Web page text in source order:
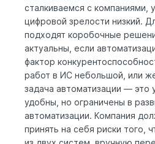
сталкиваемся с компаниями,
цифровой зрелости низкий.
подходят коробочные
актуальны, если
фактор
работ в ИС небольшой, или
задача автоматизации — это
удобны, но ограничены в
автоматизации. Компания
принять на себя риски того,